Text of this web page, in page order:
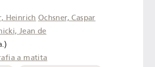
Heinrich Ochsner, Caspar
Jean de
a matita